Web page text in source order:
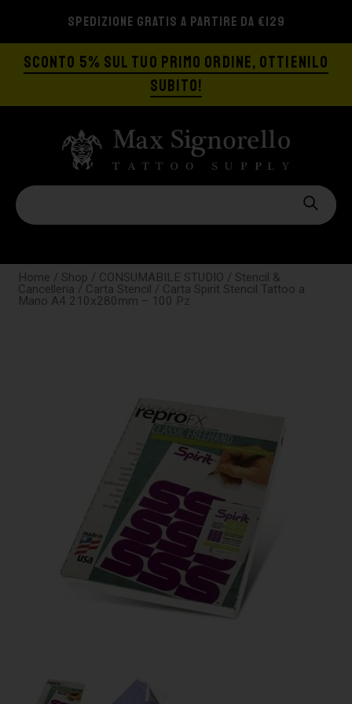
SPEDIZIONE GRATIS A PARTIRE DA €129
SCONTO 5% SUL TUO PRIMO ORDINE, OTTIENILO
SUBITO!
Home / Shop / CONSUMABILE STUDIO / Stencil &
Cancelleria / Carta Stencil / Carta Spirit Stencil Tattoo a
Mano A4 210x280mm – 100 Pz